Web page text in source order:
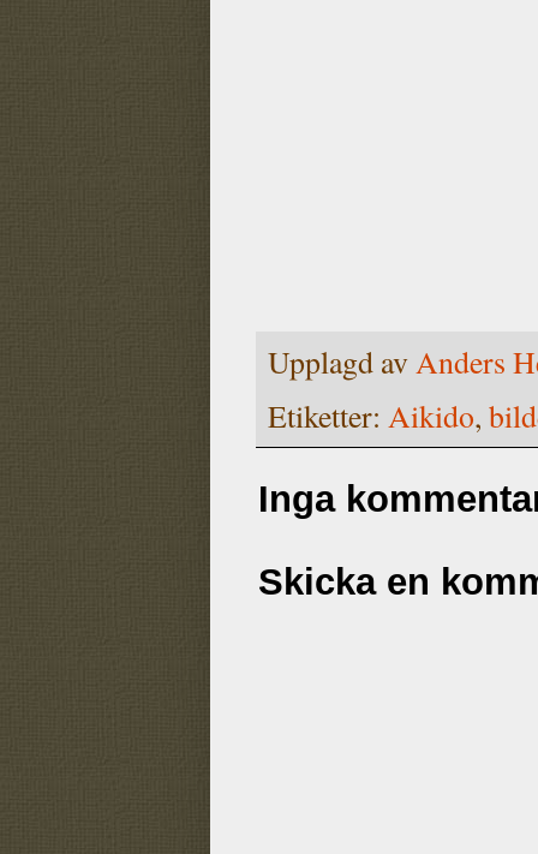
Upplagd avAnders
Etiketter: Aikido,
Inga
Skicka en